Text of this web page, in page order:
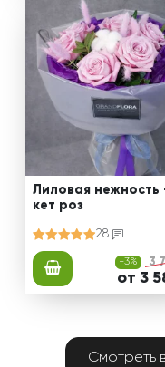
Лиловая нежность
кет роз
28
-3% 3
от 3
Смотреть